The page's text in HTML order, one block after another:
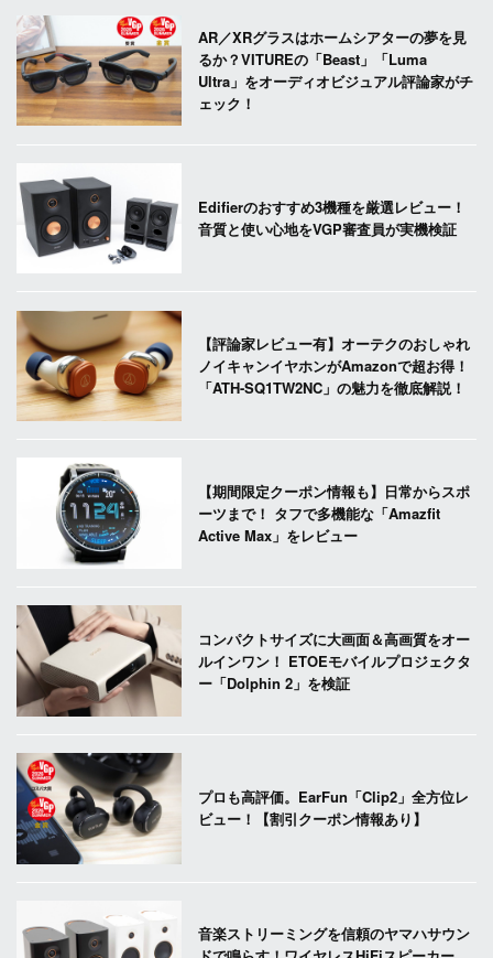
AR／XRグラスはホームシアターの夢を見
るか？VITUREの「Beast」「Luma
Ultra」をオーディオビジュアル評論家がチ
ェック！
Edifierのおすすめ3機種を厳選レビュー！
音質と使い心地をVGP審査員が実機検証
【評論家レビュー有】オーテクのおしゃれ
ノイキャンイヤホンがAmazonで超お得！
「ATH-SQ1TW2NC」の魅力を徹底解説！
【期間限定クーポン情報も】日常からスポ
ーツまで！ タフで多機能な「Amazfit
Active Max」をレビュー
コンパクトサイズに大画面＆高画質をオー
ルインワン！ ETOEモバイルプロジェクタ
ー「Dolphin 2」を検証
プロも高評価。EarFun「Clip2」全方位レ
ビュー！【割引クーポン情報あり】
音楽ストリーミングを信頼のヤマハサウン